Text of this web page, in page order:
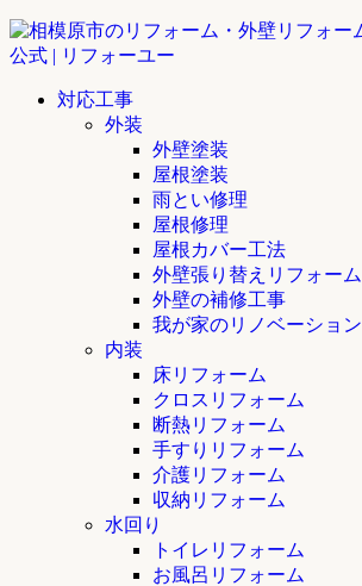
対応工事
外装
外壁塗装
屋根塗装
雨とい修理
屋根修理
屋根カバー工法
外壁張り替えリフォーム
外壁の補修工事
我が家のリノベーション
内装
床リフォーム
クロスリフォーム
断熱リフォーム
手すりリフォーム
介護リフォーム
収納リフォーム
水回り
トイレリフォーム
お風呂リフォーム